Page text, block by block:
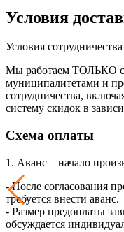
Условия
Условия сотрудничества
Мы работаем ТОЛЬКО
муниципалитетами и
сотрудничества,
систему скидок в
Схема оплаты
1. Аванс – начало
- После согласования
требуется внести аванс.
- Размер предоплаты
обсуждается